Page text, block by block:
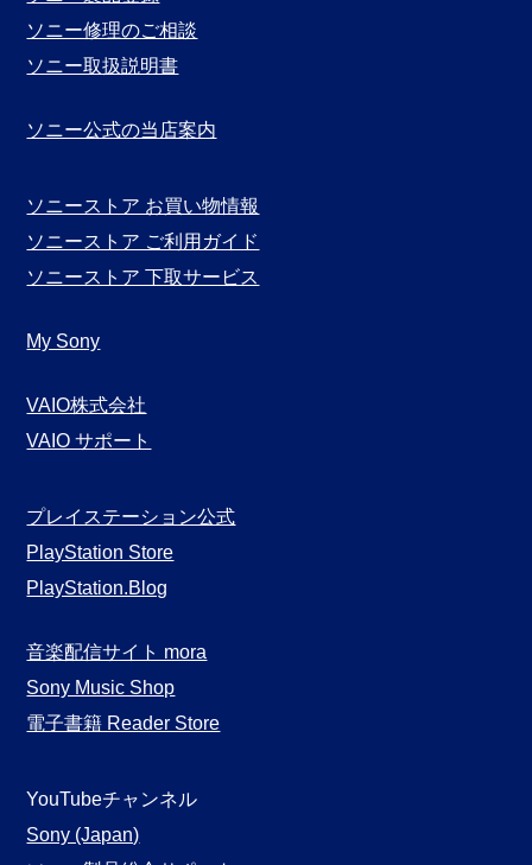
ソニー修理のご相談
ソニー取扱説明書
ソニー公式の当店案内
ソニーストア お買い物情報
ソニーストア ご利用ガイド
ソニーストア 下取サービス
My Sony
VAIO株式会社
VAIO サポート
プレイステーション公式
PlayStation Store
PlayStation.Blog
音楽配信サイト mora
Sony Music Shop
電子書籍 Reader Store
YouTubeチャンネル
Sony (Japan)